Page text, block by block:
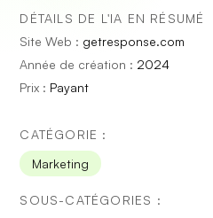
DÉTAILS DE L'IA EN RÉSUMÉ
Site Web : getresponse.com
Année de création : 2024
Prix : Payant
CATÉGORIE :
Marketing
SOUS-CATÉGORIES :